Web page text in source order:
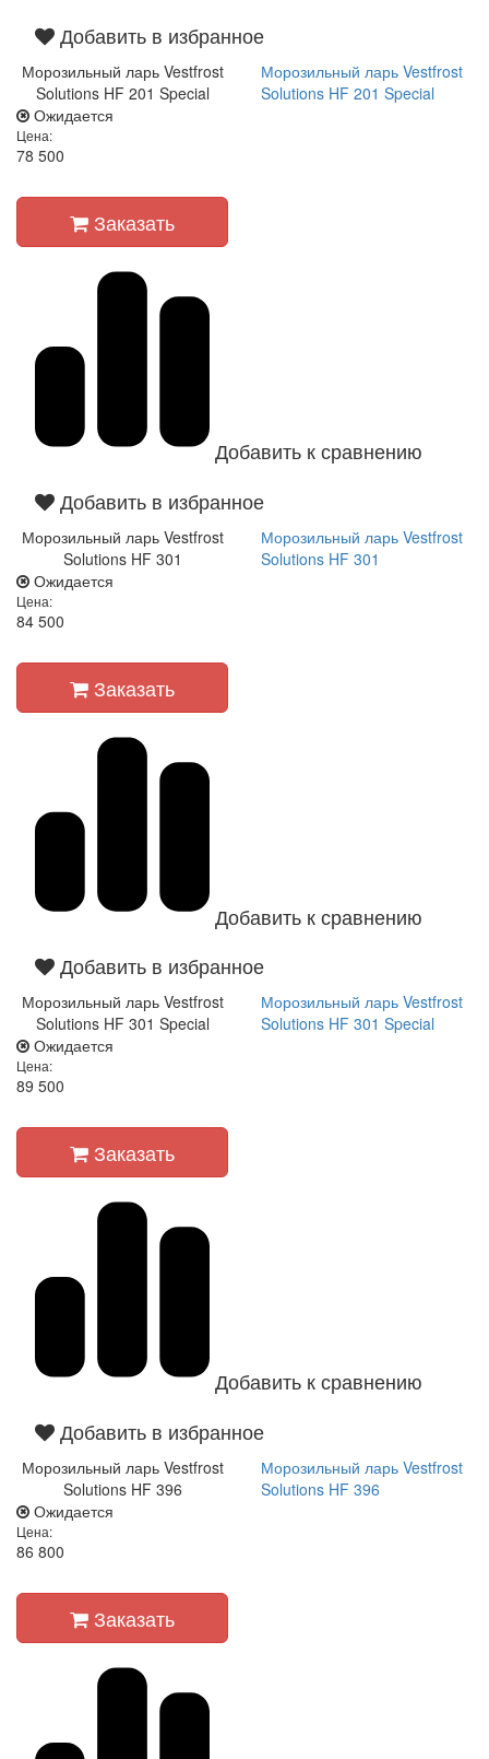
Добавить в избранное
Морозильный ларь Vestfrost
Solutions HF 201 Special
Морозильный ларь Vestfrost
Solutions HF 201 Special
Ожидается
Цена:
78 500
Заказать
Добавить к сравнению
Добавить в избранное
Морозильный ларь Vestfrost
Solutions HF 301
Морозильный ларь Vestfrost
Solutions HF 301
Ожидается
Цена:
84 500
Заказать
Добавить к сравнению
Добавить в избранное
Морозильный ларь Vestfrost
Solutions HF 301 Special
Морозильный ларь Vestfrost
Solutions HF 301 Special
Ожидается
Цена:
89 500
Заказать
Добавить к сравнению
Добавить в избранное
Морозильный ларь Vestfrost
Solutions HF 396
Морозильный ларь Vestfrost
Solutions HF 396
Ожидается
Цена:
86 800
Заказать